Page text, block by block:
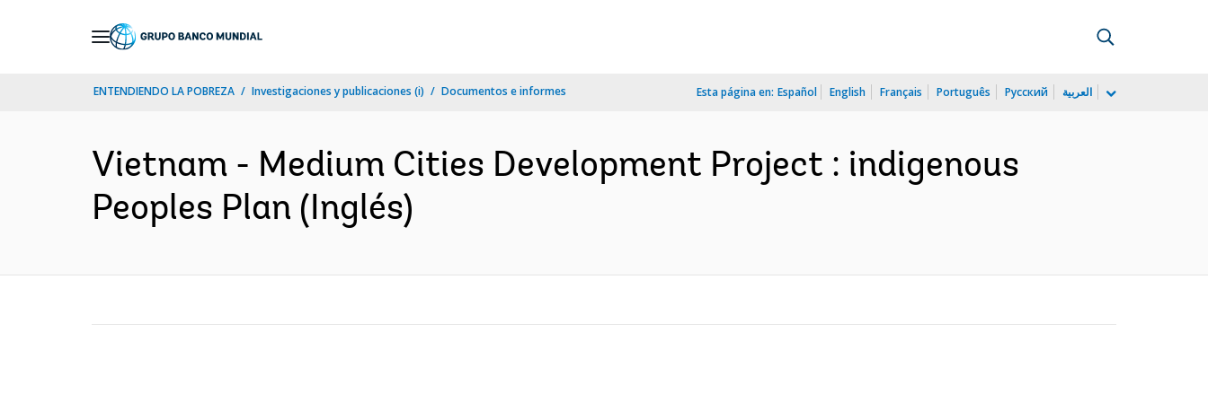
ENTENDIENDO LA POBREZA Investigaciones y publicaciones (i) Documentos e informes Esta página en: Español English Français Português Русский العربية
Vietnam - Medium Cities Development Project : indigenous
Peoples Plan (Inglés)